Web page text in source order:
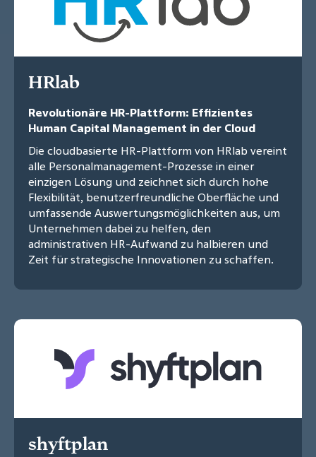
HRlab
Revolutionäre HR-Plattform: Effizientes
Human Capital Management in der Cloud
Die cloudbasierte HR-Plattform von HRlab vereint
alle Personalmanagement-Prozesse in einer
einzigen Lösung und zeichnet sich durch hohe
Flexibilität, benutzerfreundliche Oberfläche und
umfassende Auswertungsmöglichkeiten aus, um
Unternehmen dabei zu helfen, den
administrativen HR-Aufwand zu halbieren und
Zeit für strategische Innovationen zu schaffen.
shyftplan